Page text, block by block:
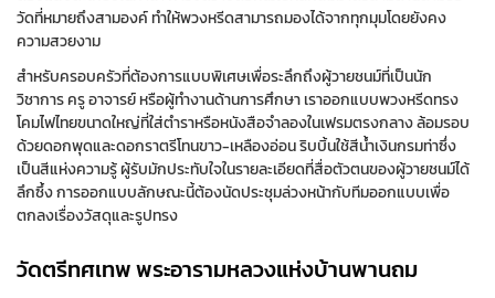
วัดที่หมายถึงสามองค์ ทำให้พวงหรีดสามารถมองได้จากทุกมุมโดยยังคง
ความสวยงาม
สำหรับครอบครัวที่ต้องการแบบพิเศษเพื่อระลึกถึงผู้วายชนม์ที่เป็นนัก
วิชาการ ครู อาจารย์ หรือผู้ทำงานด้านการศึกษา เราออกแบบพวงหรีดทรง
โคมไฟไทยขนาดใหญ่ที่ใส่ตำราหรือหนังสือจำลองในเฟรมตรงกลาง ล้อมรอบ
ด้วยดอกพุดและดอกราตรีโทนขาว-เหลืองอ่อน ริบบิ้นใช้สีน้ำเงินกรมท่าซึ่ง
เป็นสีแห่งความรู้ ผู้รับมักประทับใจในรายละเอียดที่สื่อตัวตนของผู้วายชนม์ได้
ลึกซึ้ง การออกแบบลักษณะนี้ต้องนัดประชุมล่วงหน้ากับทีมออกแบบเพื่อ
ตกลงเรื่องวัสดุและรูปทรง
วัดตรีทศเทพ พระอารามหลวงแห่งบ้านพานถม